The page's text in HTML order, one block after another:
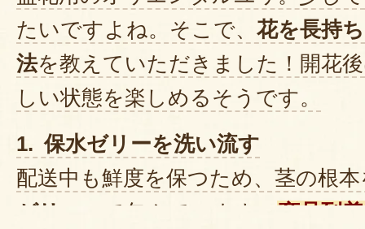
たいですよね。そこで、 花を長持
法を教えていただきました！開花
しい状態を楽しめるそうです。
1. 保水ゼリーを洗い流す
配送中も鮮度を保つため、茎の根本
ゼリー」
で包んでいます。 商品到